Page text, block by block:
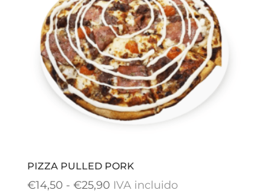
€25,90
PIZZA PULLED PORK
€14,50 - €25,90Rango
IVA incluido